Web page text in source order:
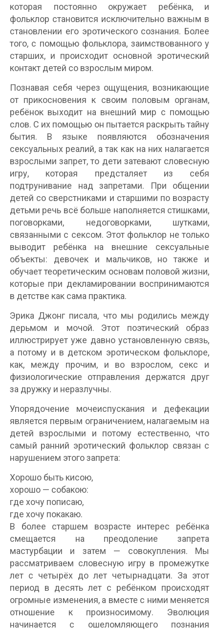
которая постоянно окружает ребёнка, и
фольклор становится исключительно важным в
становлении его эротического сознания. Более
того, с помощью фольклора, заимствованного у
старших, и происходит основной эротический
контакт детей со взрослым миром.
Познавая себя через ощущения, возникающие
от прикосновения к своим половым органам,
ребёнок выходит на внешний мир с помощью
слов. С их помощью он пытается раскрыть тайну
бытия. В языке появляются обозначения
сексуальных реалий, а так как на них налагается
взрослыми запрет, то дети затевают словесную
игру, которая предсталяет из себя
подтрунивание над запретами. При общении
детей со сверстниками и старшими по возрасту
детьми речь всё больше наполняется стишками,
поговорками, недоговорками, шутками,
связанными с сексом. Этот фольклор не только
выводит ребёнка на внешние сексуальные
объекты: девочек и мальчиков, но также и
обучает теоретическим основам половой жизни,
которые при декламировании воспринимаются
в детстве как сама практика.
Эрика Джонг писала, что мы родились между
дерьмом и мочой. Этот поэтический образ
иллюстрирует уже давно установленную связь,
а потому и в детском эротическом фольклоре,
как, между прочим, и во взрослом, секс и
физиологические отправления держатся друг
за дружку и неразлучны.
Упорядочение мочеиспускания и дефекации
является первым ограничением, налагаемым на
детей взрослыми и потому естественно, что
самый ранний эротический фольклор связан с
нарушением этого запрета:
Хорошо быть кисою,
хорошо — собакою:
где хочу пописаю,
где хочу покакаю.
В более старшем возрасте интерес ребёнка
смещается на преодоление запрета
мастурбации и затем — совокупления. Мы
рассматриваем словесную игру в промежутке
лет с четырёх до лет четырнадцати. За этот
период в десять лет с ребёнком происходят
огромные изменения, а вместе с ними меняется
отношение к произносимому. Эволюция
начинается с ошеломляющего познания